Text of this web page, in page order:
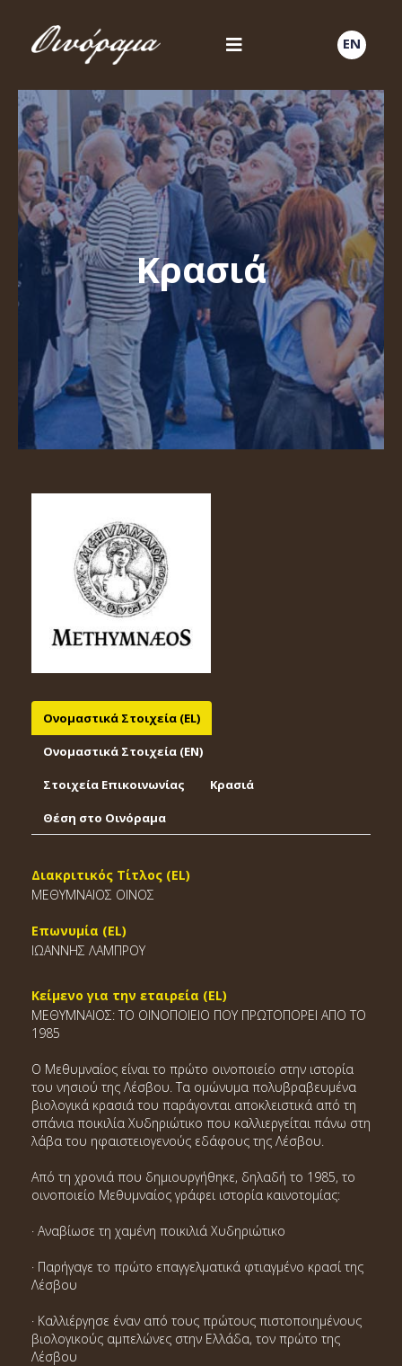
EN
Κρασιά
Ονομαστικά Στοιχεία (EL)
Ονομαστικά Στοιχεία (EΝ)
Στοιχεία Επικοινωνίας Κρασιά
Θέση στο Οινόραμα
Διακριτικός Τίτλος (EL)
ΜΕΘΥΜΝΑΙΟΣ ΟΙΝΟΣ
Επωνυμία (EL)
ΙΩΑΝΝΗΣ ΛΑΜΠΡΟΥ
Κείμενο για την εταιρεία (EL)
ΜΕΘΥΜΝΑΙΟΣ: ΤΟ ΟΙΝΟΠΟΙΕΙΟ ΠΟΥ ΠΡΩΤΟΠΟΡΕΙ ΑΠΟ ΤΟ
1985
Ο Μεθυμναίος είναι το πρώτο οινοποιείο στην ιστορία
του νησιού της Λέσβου. Τα ομώνυμα πολυβραβευμένα
βιολογικά κρασιά του παράγονται αποκλειστικά από τη
σπάνια ποικιλία Χυδηριώτικο που καλλιεργείται πάνω στη
λάβα του ηφαιστειογενούς εδάφους της Λέσβου.
Από τη χρονιά που δημιουργήθηκε, δηλαδή το 1985, το
οινοποιείο Μεθυμναίος γράφει ιστορία καινοτομίας:
· Αναβίωσε τη χαμένη ποικιλιά Χυδηριώτικο
· Παρήγαγε το πρώτο επαγγελματικά φτιαγμένο κρασί της
Λέσβου
· Καλλιέργησε έναν από τους πρώτους πιστοποιημένους
βιολογικούς αμπελώνες στην Ελλάδα, τον πρώτο της
Λέσβου